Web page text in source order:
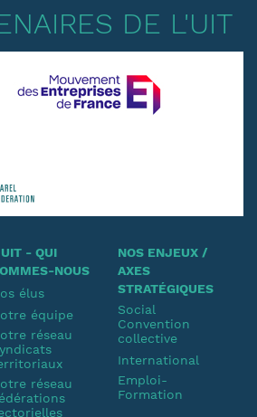
DE L'UIT
- QUI
NOUS
élus
équipe
réseau
réseau
NOS ENJEUX /
AXES
STRATÉGIQUES
Social
Convention
collective
International
Emploi-
Formation